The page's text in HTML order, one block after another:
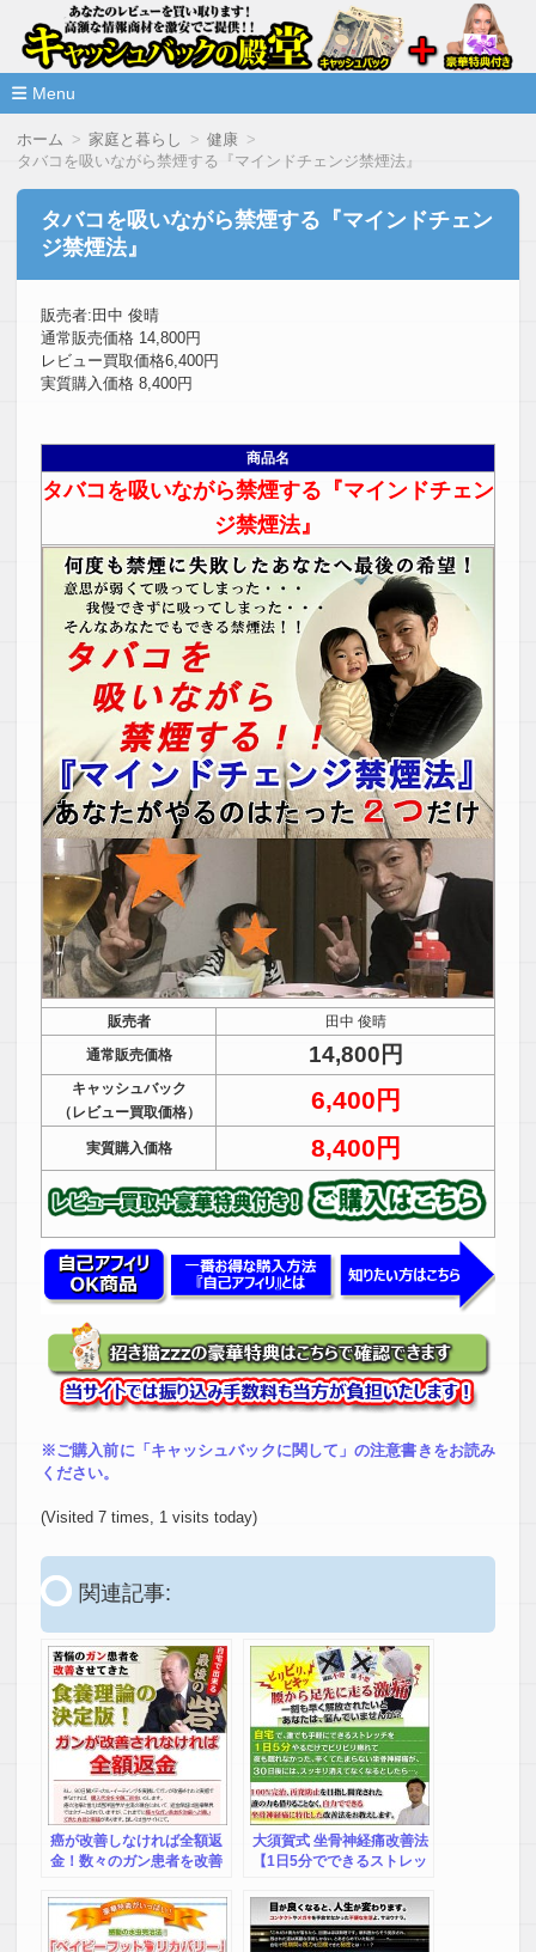
情報商材激安サイト・キャッシ
ュバックの殿堂
高額な情報商材をレビューを買い取ることで激安で購入できま
Menu
ホーム 家庭と暮らし
健康
タバコを吸いながら禁煙する『マインドチェンジ禁煙法』
タバコを吸いながら禁煙する『マインドチェン
ジ禁煙法』
販売者:田中 俊晴
通常販売価格 14,800円
レビュー買取価格6,400円
実質購入価格 8,400円
商品名
タバコを吸いながら禁煙する『マインドチェン
ジ禁煙法』
販売者
田中 俊晴
通常販売価格
14,800円
キャッシュバック
（レビュー買取価格）
6,400円
実質購入価格 8,400円
※ご購入前に「キャッシュバックに関して」の注意書きをお読み
ください。
(Visited 7 times, 1 visits today)
関連記事:
癌が改善しなければ全額返
金！数々のガン患者を改善
版！井上俊彦のメディカ
ル・イーティング（ガン
篇）～ガン改善率100％へ
大須賀式 坐骨神経痛改善法
【1日5分でできるストレッ